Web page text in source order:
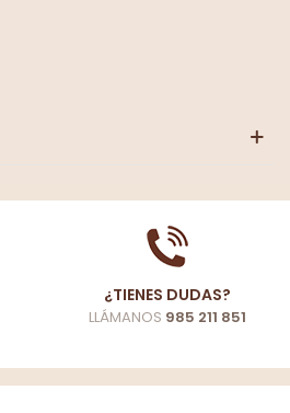
¿TIENES DUDAS?
LLÁMANOS 985 211 851